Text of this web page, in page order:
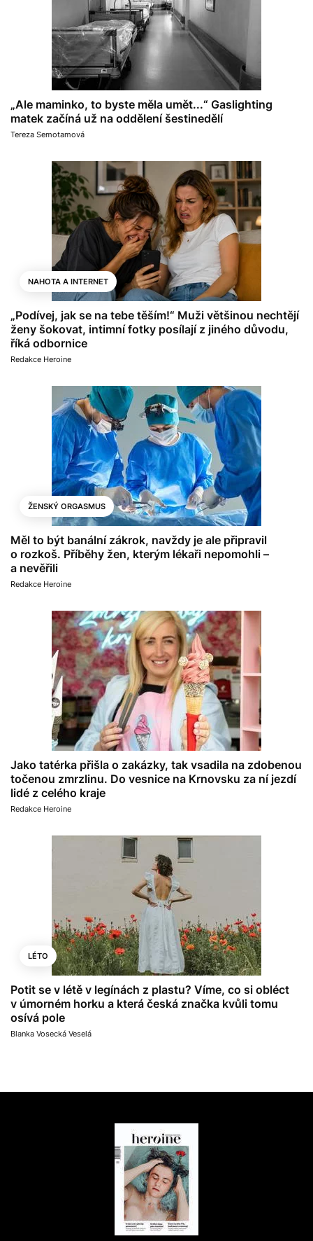
„Ale maminko, to byste měla umět...“ Gaslighting
matek začíná už na oddělení šestinedělí
Tereza Semotamová
NAHOTA A INTERNET
„Podívej, jak se na tebe těším!“ Muži většinou nechtějí
ženy šokovat, intimní fotky posílají z jiného důvodu,
říká odbornice
Redakce Heroine
ŽENSKÝ ORGASMUS
Měl to být banální zákrok, navždy je ale připravil
o rozkoš. Příběhy žen, kterým lékaři nepomohli –
a nevěřili
Redakce Heroine
Jako tatérka přišla o zakázky, tak vsadila na zdobenou
točenou zmrzlinu. Do vesnice na Krnovsku za ní jezdí
lidé z celého kraje
Redakce Heroine
LÉTO
Potit se v létě v legínách z plastu? Víme, co si obléct
v úmorném horku a která česká značka kvůli tomu
osívá pole
Blanka Vosecká Veselá